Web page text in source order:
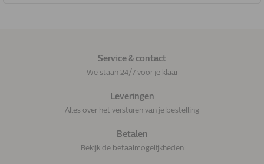
Service & contact
We staan 24/7 voor je klaar
Leveringen
Alles over het versturen van je bestelling
Betalen
Bekijk de betaalmogelijkheden